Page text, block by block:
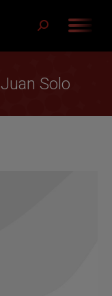
Buscar:
Juan Solo